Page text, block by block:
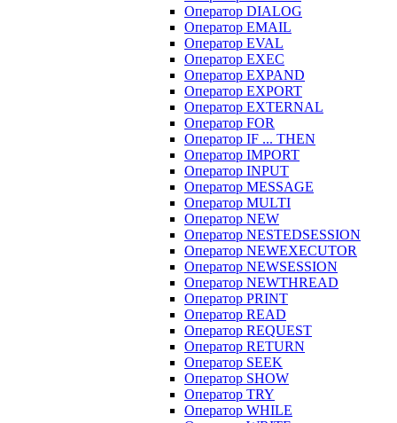
Оператор DIALOG
Оператор EMAIL
Оператор EVAL
Оператор EXEC
Оператор EXPAND
Оператор EXPORT
Оператор EXTERNAL
Оператор FOR
Оператор IF ... THEN
Оператор IMPORT
Оператор INPUT
Оператор MESSAGE
Оператор MULTI
Оператор NEW
Оператор NESTEDSESSION
Оператор NEWEXECUTOR
Оператор NEWSESSION
Оператор NEWTHREAD
Оператор PRINT
Оператор READ
Оператор REQUEST
Оператор RETURN
Оператор SEEK
Оператор SHOW
Оператор TRY
Оператор WHILE